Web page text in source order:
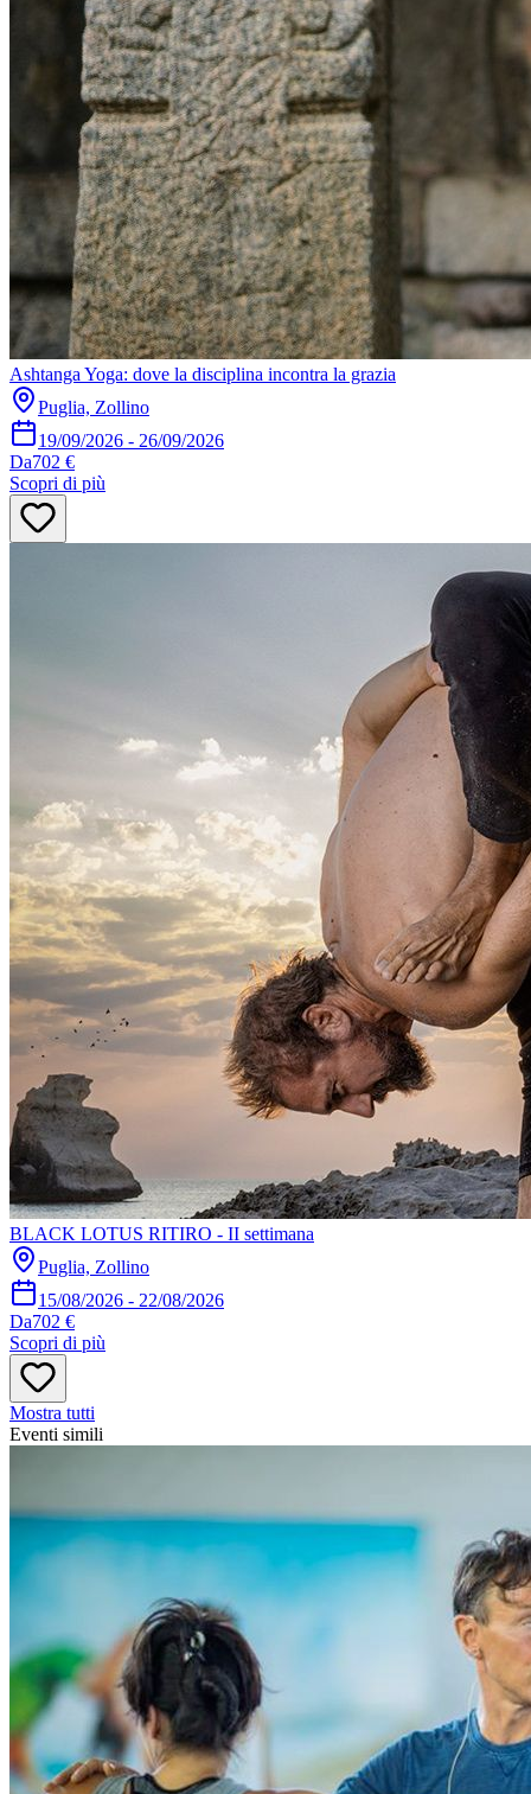
Ashtanga Yoga: dove la disciplina incontra la grazia
Puglia, Zollino
19/09/2026 - 26/09/2026
Da702 €
Scopri di più
BLACK LOTUS RITIRO - II settimana
Puglia, Zollino
15/08/2026 - 22/08/2026
Da702 €
Scopri di più
Mostra tutti
Eventi simili